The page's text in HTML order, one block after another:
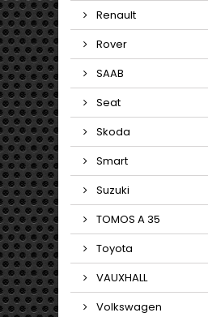
Renault
Rover
SAAB
Seat
Skoda
Smart
Suzuki
TOMOS A 35
Toyota
VAUXHALL
Volkswagen